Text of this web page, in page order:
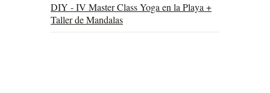
DIY - IV Master Class Yoga en la Playa +
Taller de Mandalas